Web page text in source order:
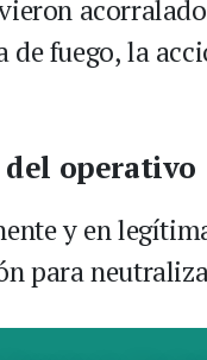
de fuego, la
del operativo
y en
para